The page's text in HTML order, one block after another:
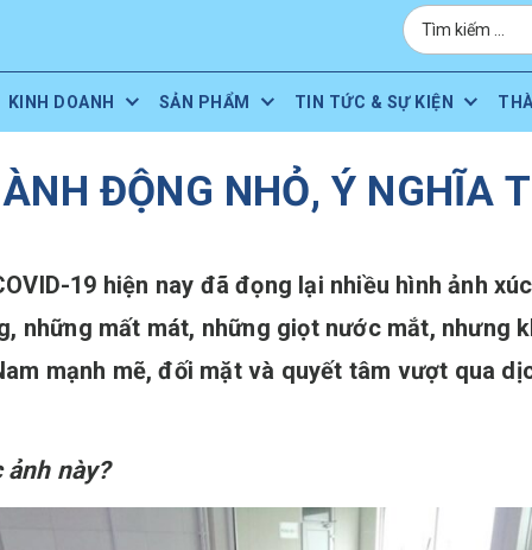
KINH DOANH SẢN PHẨM TIN TỨC & SỰ KIỆN
ĐỘNG NHỎ, Ý NGHĨA
19 hiện nay đã đọng lại nhiều hình ảnh
những mất mát, những giọt nước mắt, nhưng
mạnh mẽ, đối mặt và quyết tâm vượt qua
này?